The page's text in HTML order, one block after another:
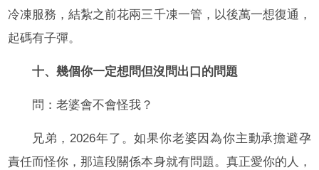
冷凍服務，結紮之前花兩三千凍一管，以後萬一想復通，
起碼有子彈。
十、幾個你一定想問但沒問出口的問題
問：老婆會不會怪我？
兄弟，2026年了。如果你老婆因為你主動承擔避孕
責任而怪你，那這段關係本身就有問題。真正愛你的人，